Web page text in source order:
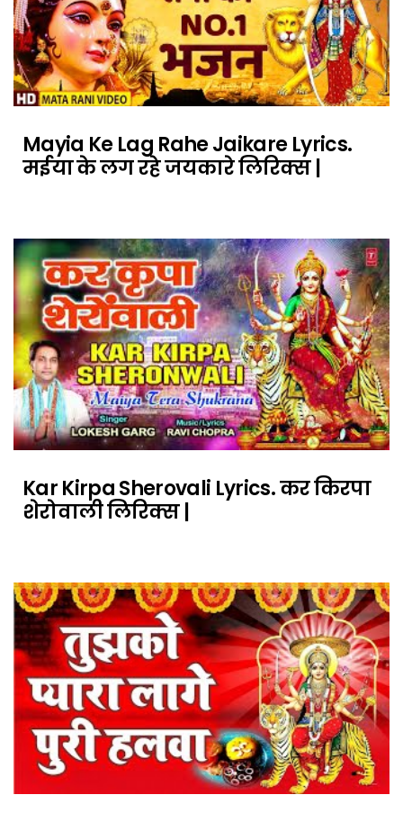
Mayia Ke Lag Rahe Jaikare Lyrics.
मईया के लग रहे जयकारे लिरिक्स |
Kar Kirpa Sherovali Lyrics. कर किरपा
शेरोवाली लिरिक्स |